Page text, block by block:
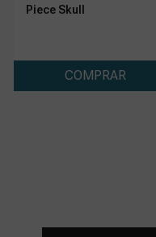
Piece Skull
COMPRAR